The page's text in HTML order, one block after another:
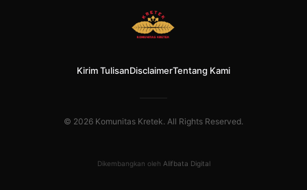
Kirim TulisanDisclaimerTentang Kami
© 2026 Komunitas Kretek. All Rights Reserved.
Dikembangkan oleh Alifbata Digital